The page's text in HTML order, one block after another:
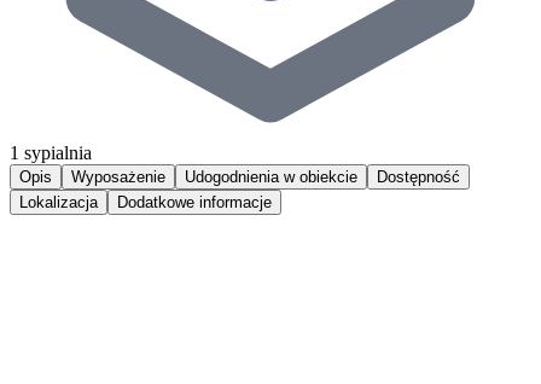
1 sypialnia
Opis Wyposażenie Udogodnienia w obiekcie
Dostępność
Lokalizacja
Dodatkowe informacje